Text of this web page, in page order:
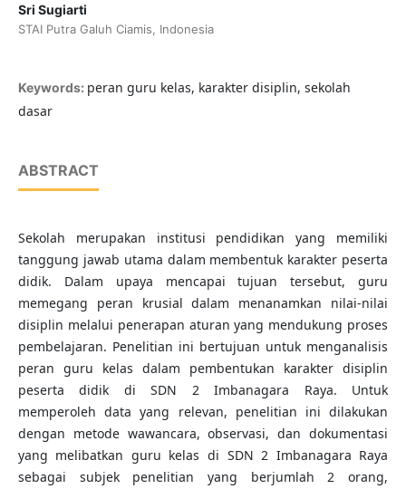
Sri Sugiarti
STAI Putra Galuh Ciamis, Indonesia
Keywords: peran guru kelas, karakter disiplin, sekolah
dasar
ABSTRACT
Sekolah merupakan institusi pendidikan yang memiliki
tanggung jawab utama dalam membentuk karakter peserta
didik. Dalam upaya mencapai tujuan tersebut, guru
memegang peran krusial dalam menanamkan nilai-nilai
disiplin melalui penerapan aturan yang mendukung proses
pembelajaran. Penelitian ini bertujuan untuk menganalisis
peran guru kelas dalam pembentukan karakter disiplin
peserta didik di SDN 2 Imbanagara Raya. Untuk
memperoleh data yang relevan, penelitian ini dilakukan
dengan metode wawancara, observasi, dan dokumentasi
yang melibatkan guru kelas di SDN 2 Imbanagara Raya
sebagai subjek penelitian yang berjumlah 2 orang,